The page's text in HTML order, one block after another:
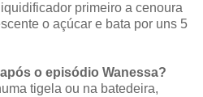
primeiro a cenoura
o açúcar e bata por uns 5
o episódio Wanessa?
tigela ou na batedeira,